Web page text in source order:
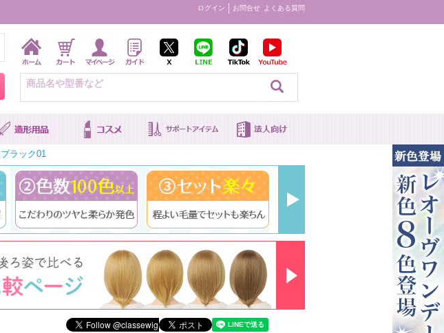
ログイン お問合せ よくある質問
キャラ別おすすめ商品を見る
ラック01